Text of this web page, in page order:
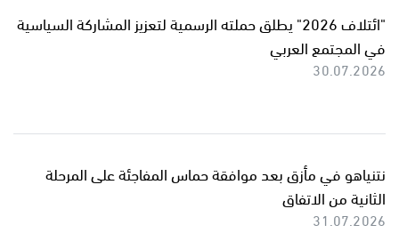
"ائتلاف 2026" يطلق حملته الرسمية لتعزيز المشاركة السياسية
في المجتمع العربي
30.07.2026
نتنياهو في مأزق بعد موافقة حماس المفاجئة على المرحلة
الثانية من الاتفاق
31.07.2026